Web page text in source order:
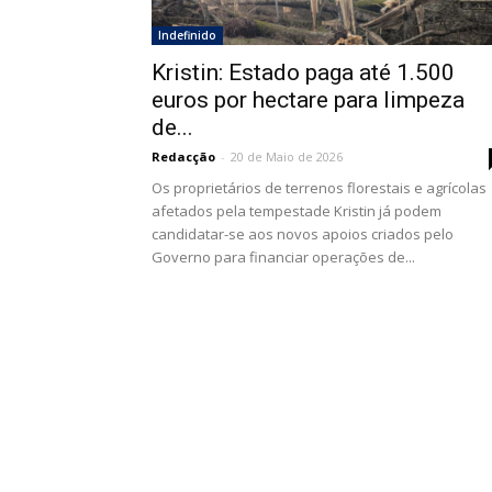
Indefinido
Kristin: Estado paga até 1.500
euros por hectare para limpeza
de...
Redacção - 20 de Maio de 2026
Os proprietários de terrenos florestais e agrícolas
afetados pela tempestade Kristin já podem
candidatar-se aos novos apoios criados pelo
Governo para financiar operações de...